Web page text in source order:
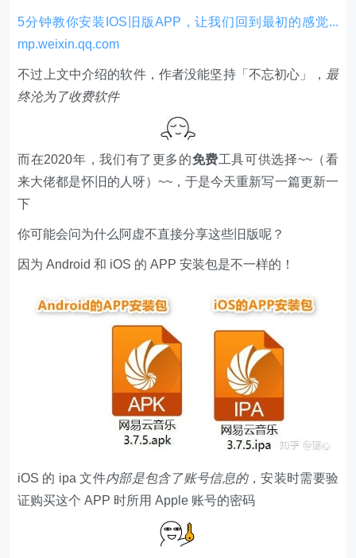
5分钟教你安装IOS旧版APP，让我们回到最初的感觉...​
mp.weixin.qq.com
不过上文中介绍的软件，作者没能坚持「不忘初心」， 最
终沦为了收费软件
而在2020年，我们有了更多的免费工具可供选择~~（看
来大佬都是怀旧的人呀）~~，于是今天重新写一篇更新一
下
你可能会问为什么阿虚不直接分享这些旧版呢？
因为 Android 和 iOS 的 APP 安装包是不一样的！
iOS 的 ipa 文件内部是包含了账号信息的，安装时需要验
证购买这个 APP 时所用 Apple 账号的密码